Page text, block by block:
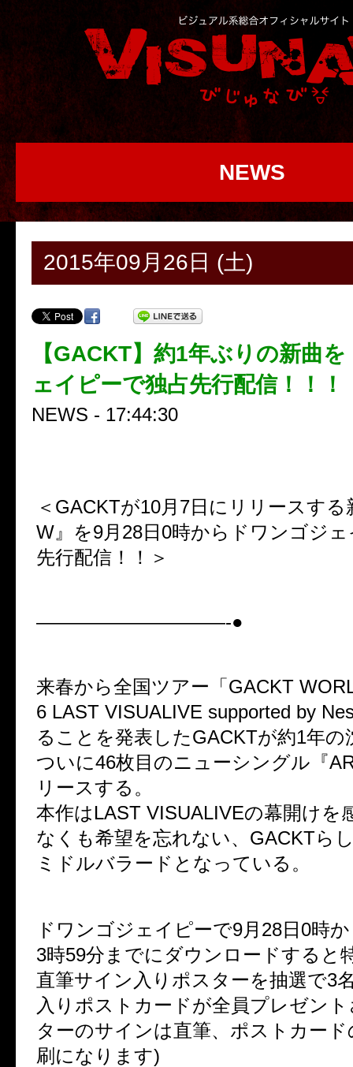
NEWS
2015年09月26日 (土)
【GACKT】約1年ぶりの新曲
ェイピーで独占先行配信！！！
NEWS - 17:44:30
＜GACKTが10月7日にリリースする
W』を9月28日0時からドワンゴジ
先行配信！！＞
——————————-●
来春から全国ツアー「GACKT
6 LAST VISUALIVE supported by
ることを発表したGACKTが約1年の
ついに46枚目のニューシングル『
リースする。
本作はLAST VISUALIVEの幕開けを
なくも希望を忘れない、GACKTら
ミドルバラードとなっている。
ドワンゴジェイピーで9月28日0時
3時59分までにダウンロードすると
直筆サイン入りポスターを抽選で3
入りポストカードが全員プレゼン
ターのサインは直筆、ポストカー
刷になります)